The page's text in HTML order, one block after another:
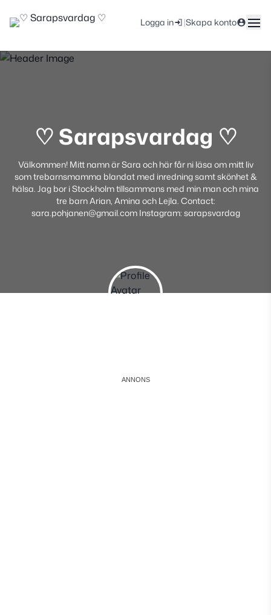
Logga in |Skapa konto
♡ Sarapsvardag ♡
Välkommen! Mitt namn är Sara och här får ni läsa om mitt liv
som trebarnsmamma blandat med inredning samt skönhet &
hälsa. Jag bor i Stockholm tillsammans med min man och mina
tre barn Arian, Amina och Lejla. Contact:
sara.pohjanen@gmail.com Instagram: sarapsvardag